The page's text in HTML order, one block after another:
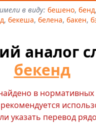
в виду: бешено, бенд,
, бекеша, белена, бакен,
аналог
бекенд
в нормативных
указать перевод